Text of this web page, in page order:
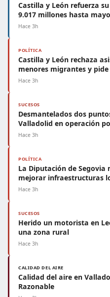
Castilla y León refuerza
9.017 millones hasta mayo
Hace 3h
POLÍTICA
Castilla y León rechaza
menores migrantes y
Hace 3h
SUCESOS
Desmantelados dos
Valladolid en operación
Hace 3h
POLÍTICA
La Diputación de
mejorar infraestructuras
Hace 3h
SUCESOS
Herido un motorista en
una zona rural
Hace 3h
CALIDAD DEL AIRE
Calidad del aire en
Razonable